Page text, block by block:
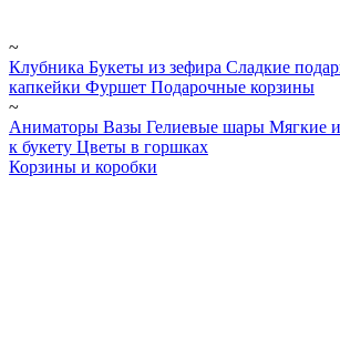
~
Клубника Букеты из зефира Сладкие
капкейки Фуршет Подарочные корзины
~
Аниматоры Вазы Гелиевые шары Мягкие
к букету Цветы в горшках
Корзины и коробки